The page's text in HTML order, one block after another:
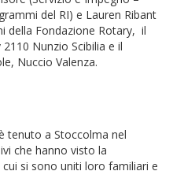
del RI) e Lauren Ribant
della Fondazione Rotary, il
Nunzio Scibilia e il
Nuccio Valenza.
tenuto a Stoccolma nel
che hanno visto la
si sono uniti loro familiari e